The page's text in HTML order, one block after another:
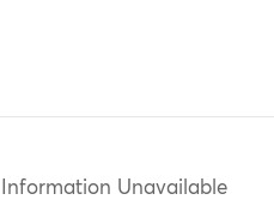
Information Unavailable